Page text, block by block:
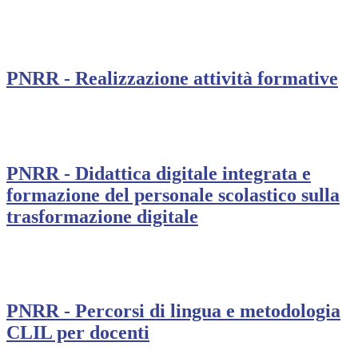
PNRR - Realizzazione attività formative
PNRR - Didattica digitale integrata e
formazione del personale scolastico sulla
trasformazione digitale
PNRR - Percorsi di lingua e metodologia
CLIL per docenti